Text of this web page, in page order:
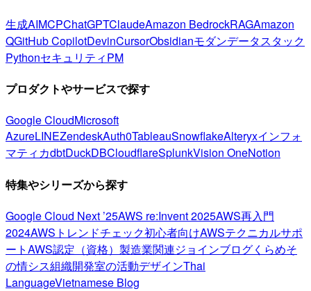
生成AIMCPChatGPTClaudeAmazon BedrockRAGAmazon
QGitHub CopilotDevinCursorObsidianモダンデータスタック
PythonセキュリティPM
プロダクトやサービスで探す
Google CloudMicrosoft
AzureLINEZendeskAuth0TableauSnowflakeAlteryxインフォ
マティカdbtDuckDBCloudflareSplunkVision OneNotion
特集やシリーズから探す
Google Cloud Next ’25AWS re:Invent 2025AWS再入門
2024AWSトレンドチェック初心者向けAWSテクニカルサポ
ートAWS認定（資格） 製造業関連ジョインブログくらめそ
の情シス組織開発室の活動デザインThai
LanguageVietnamese Blog